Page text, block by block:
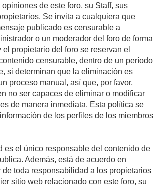
de este foro, su Staff, sus
Se invita a cualquiera que
publicado es censurable a
o un moderador del foro de forma
el propietario del foro se reservan el
censurable, dentro de un período
si determinan que la eliminación es
proceso manual, así que, por favor,
no ser capaces de eliminar o modificar
de manera inmediata. Esta política se
de los perfiles de los miembros
es el único responsable del contenido de
Además, está de acuerdo en
de toda responsabilidad a los propietarios
sitio web relacionado con este foro, su